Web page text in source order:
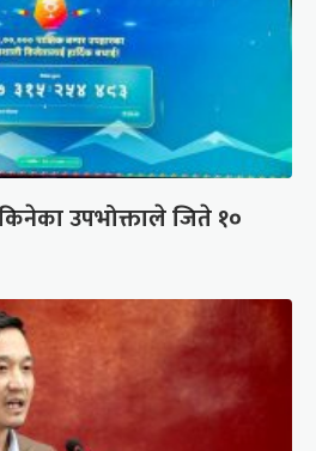
उपभोक्ताले जिते १०